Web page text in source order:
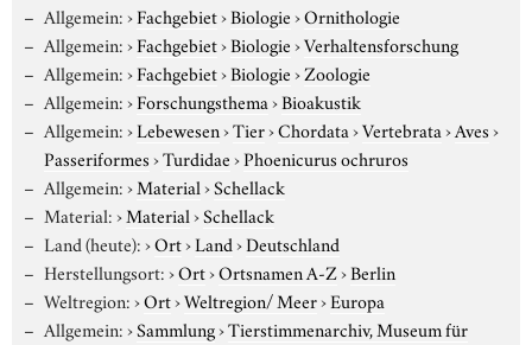
Allgemein:›Fachgebiet›Biologie›Ornithologie
Allgemein:›Fachgebiet›Biologie›Verhaltensforschung
Allgemein:›Fachgebiet›Biologie›Zoologie
Allgemein:›Forschungsthema›Bioakustik
Allgemein:›Lebewesen›Tier›Chordata›Vertebrata›Aves›
Passeriformes›Turdidae›Phoenicurus ochruros
Allgemein:›Material›Schellack
Material:›Material›Schellack
Land (heute):›Ort›Land›Deutschland
Herstellungsort:›Ort›Ortsnamen A-Z›Berlin
Weltregion:›Ort›Weltregion/ Meer›Europa
Allgemein:›Sammlung›Tierstimmenarchiv, Museum für